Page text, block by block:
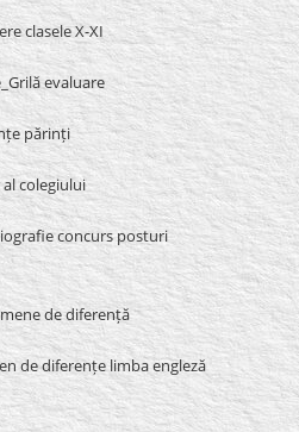
clasele X-XI
evaluare
părinți
colegiului
concurs posturi
de diferență
de diferențe limba engleză